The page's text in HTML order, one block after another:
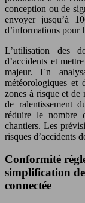
conception ou de
envoyer jusqu’à
d’informations pour
L’utilisation des
d’accidents et
majeur. En
météorologiques et
zones à risque et de
de ralentissement
réduire le nombre
chantiers. Les
risques d’accidents
Conformité
simplification
connectée